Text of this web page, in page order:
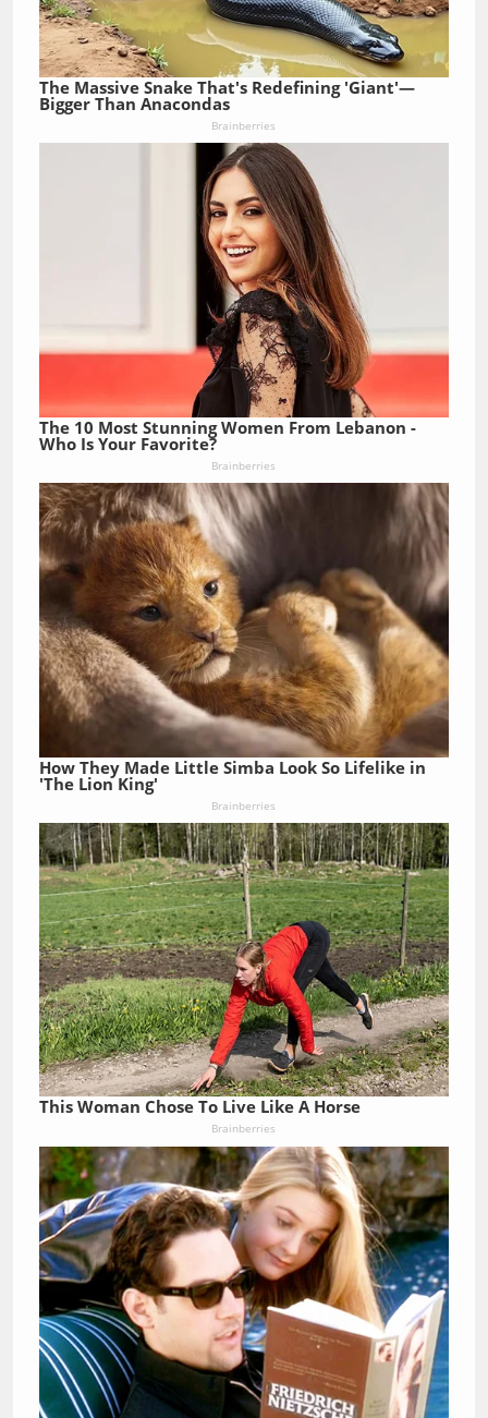
The Massive Snake That's Redefining 'Giant'—
Bigger Than Anacondas
Brainberries
The 10 Most Stunning Women From Lebanon -
Who Is Your Favorite?
Brainberries
How They Made Little Simba Look So Lifelike in
'The Lion King'
Brainberries
This Woman Chose To Live Like A Horse
Brainberries